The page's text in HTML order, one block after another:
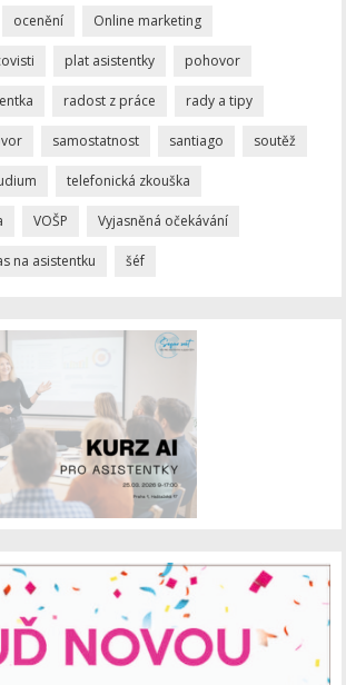
ocenění Online marketing
plat asistentky pohovor
radost z práce rady a tipy
samostatnost santiago soutěž
telefonická zkouška
VOŠP Vyjasněná očekávání
na asistentku šéf